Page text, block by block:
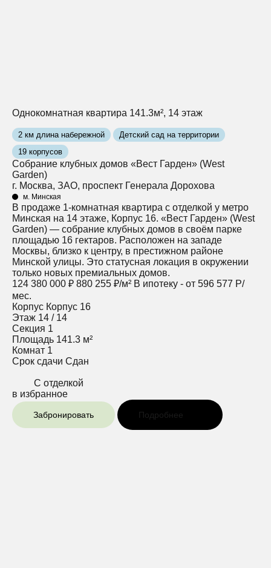
Однокомнатная квартира 141.3м², 14 этаж
2 км длина набережной
Детский сад на территории
19 корпусов
Собрание клубных домов «Вест Гарден» (West
Garden)
г. Москва, ЗАО, проспект Генерала Дорохова
м. Минская
В продаже 1-комнатная квартира с отделкой у метро
Минская на 14 этаже, Корпус 16. «Вест Гарден» (West
Garden) — собрание клубных домов в своём парке
площадью 16 гектаров. Расположен на западе
Москвы, близко к центру, в престижном районе
Минской улицы. Это статусная локация в окружении
только новых премиальных домов.
124 380 000 ₽ 880 255 ₽/м² В ипотеку - от 596 577 Р/
мес.
Корпус Корпус 16
Этаж 14 / 14
Секция 1
Площадь 141.3 м²
Комнат 1
Срок сдачи Сдан
С отделкой
в избранное
Забронировать Подробнее